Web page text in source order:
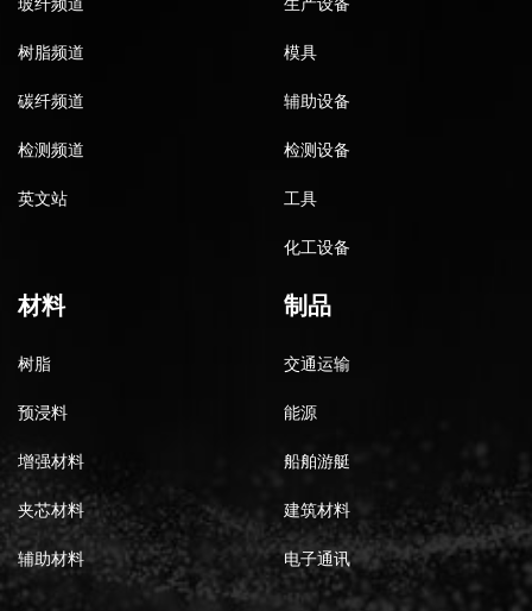
玻纤频道
树脂频道
碳纤频道
检测频道
英文站
生产设备
模具
辅助设备
检测设备
工具
化工设备
材料
树脂
预浸料
增强材料
夹芯材料
辅助材料
制品
交通运输
能源
船舶游艇
建筑材料
电子通讯